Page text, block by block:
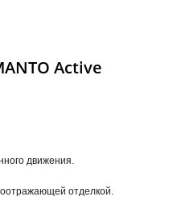
Active
движения.
отделкой.